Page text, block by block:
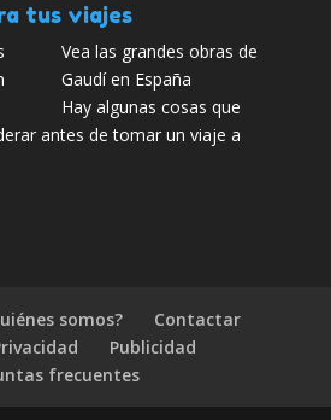
tus viajes
Vea las grandes obras de
Gaudí en España
Hay algunas cosas que
antes de tomar un viaje a
somos?
Contactar
Publicidad
frecuentes